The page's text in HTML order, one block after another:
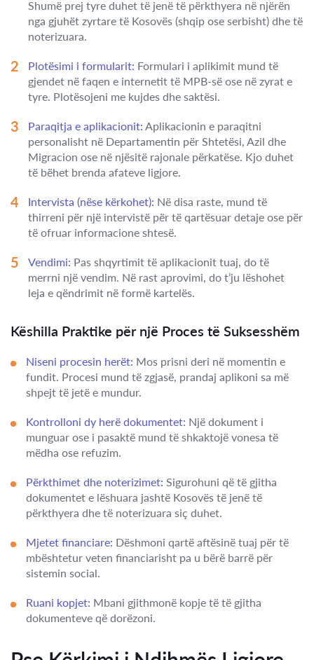
Shumë prej tyre duhet të jenë të përkthyera në njërën
nga gjuhët zyrtare të Kosovës (shqip ose serbisht) dhe të
noterizuara.
Plotësimi i formularit: Formulari i aplikimit mund të
gjendet në faqen e internetit të MPB-së ose në zyrat e
tyre. Plotësojeni me kujdes dhe saktësi.
Paraqitja e aplikacionit: Aplikacionin e paraqitni
personalisht në Departamentin për Shtetësi, Azil dhe
Migracion ose në njësitë rajonale përkatëse. Kjo duhet
të bëhet brenda afateve ligjore.
Intervista (nëse kërkohet): Në disa raste, mund të
thirreni për një intervistë për të qartësuar detaje ose për
të ofruar informacione shtesë.
Vendimi: Pas shqyrtimit të aplikacionit tuaj, do të
merrni një vendim. Në rast aprovimi, do t’ju lëshohet
leja e qëndrimit në formë kartelës.
Këshilla Praktike për një Proces të Suksesshëm
Niseni procesin herët: Mos prisni deri në momentin e
fundit. Procesi mund të zgjasë, prandaj aplikoni sa më
shpejt të jetë e mundur.
Kontrolloni dy herë dokumentet: Një dokument i
munguar ose i pasaktë mund të shkaktojë vonesa të
mëdha ose refuzim.
Përkthimet dhe noterizimet: Sigurohuni që të gjitha
dokumentet e lëshuara jashtë Kosovës të jenë të
përkthyera dhe të noterizuara siç duhet.
Mjetet financiare: Dëshmoni qartë aftësinë tuaj për të
mbështetur veten financiarisht pa u bërë barrë për
sistemin social.
Ruani kopjet: Mbani gjithmonë kopje të të gjitha
dokumenteve që dorëzoni.